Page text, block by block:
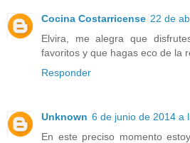
Cocina Costarricense 22 de
Elvira, me alegra que
favoritos y que hagas eco de la
Responder
Unknown 6 de junio de 2014 a
En este preciso momento